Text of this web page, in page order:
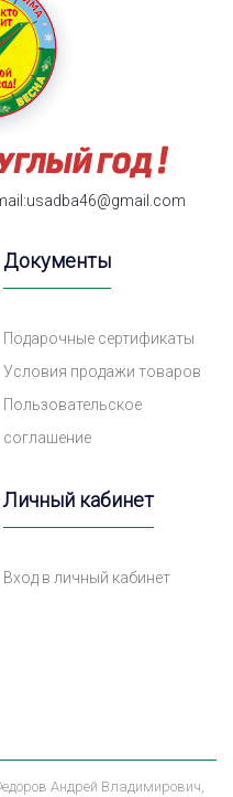
Документы
Подарочные сертификаты
Условия продажи товаров
Пользовательское
соглашение
Личный кабинет
Вход в личный кабинет
Андрей Владимирович,